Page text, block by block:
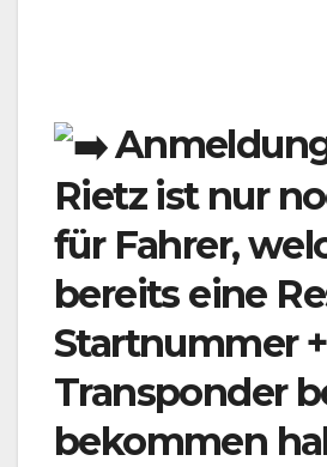
Rietz ist nur
für Fahrer,
bereits eine
Startnummer +
Transponder
bekommen